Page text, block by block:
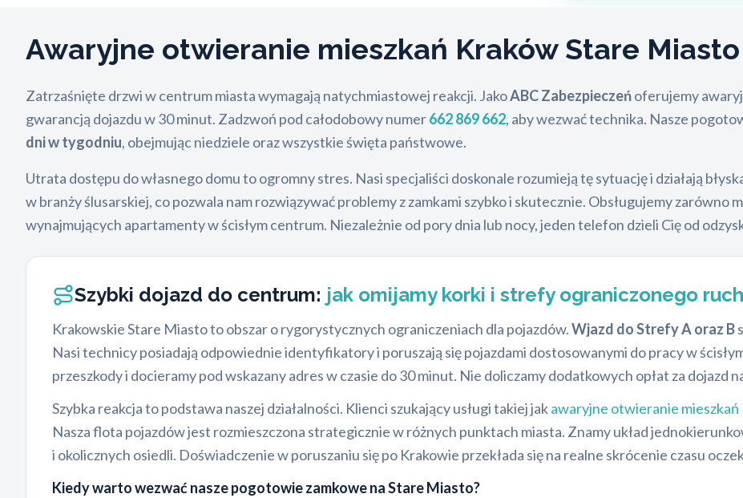
Awaryjne otwieranie mieszkań Kraków Stare
Zatrzaśnięte drzwi w centrum miasta wymagają natychmiastowej reakcji. JakoABC Zabezpieczeńoferujemy
gwarancją dojazdu w 30 minut. Zadzwoń pod całodobowy numer662 869 662, aby wezwać technika. Nasze
dni w tygodniu, obejmując niedziele oraz wszystkie święta państwowe.
Utrata dostępu do własnego domu to ogromny stres. Nasi specjaliści doskonale rozumieją tę sytuację i działają
w branży ślusarskiej, co pozwala nam rozwiązywać problemy z zamkami szybko i skutecznie. Obsługujemy zarówno
wynajmujących apartamenty w ścisłym centrum. Niezależnie od pory dnia lub nocy, jeden telefon dzieli Cię od
Szybki dojazd do centrum: jak omijamy korki i strefy ograniczonego
Krakowskie Stare Miasto to obszar o rygorystycznych ograniczeniach dla pojazdów.Wjazd do Strefy A oraz B
Nasi technicy posiadają odpowiednie identyfikatory i poruszają się pojazdami dostosowanymi do pracy w
przeszkody i docieramy pod wskazany adres w czasie do 30 minut. Nie doliczamy dodatkowych opłat za dojazd
Szybka reakcja to podstawa naszej działalności. Klienci szukający usługi takiej jakawaryjne otwieranie mieszkań
Nasza flota pojazdów jest rozmieszczona strategicznie w różnych punktach miasta. Znamy układ
i okolicznych osiedli. Doświadczenie w poruszaniu się po Krakowie przekłada się na realne skrócenie czasu
Kiedy warto wezwać nasze pogotowie zamkowe na Stare Miasto?